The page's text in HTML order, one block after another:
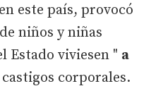
este país, provocó
niños y niñas
Estado viviesen " a
corporales.